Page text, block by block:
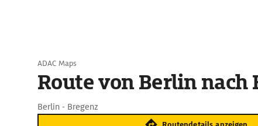
ADAC Maps
Route von Berlin nach
Berlin - Bregenz